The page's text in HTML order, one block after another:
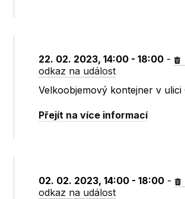
22. 02. 2023, 14:00 - 18:00 -
odkaz na událost
Velkoobjemový kontejner v ulici
Přejít na více informací
02. 02. 2023, 14:00 - 18:00 -
odkaz na událost